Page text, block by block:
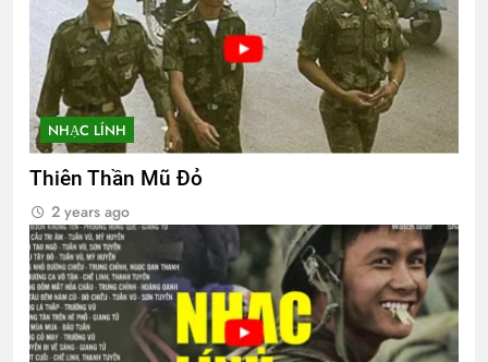
NHẠC LÍNH
Thiên Thần Mũ Đỏ
2 years ago